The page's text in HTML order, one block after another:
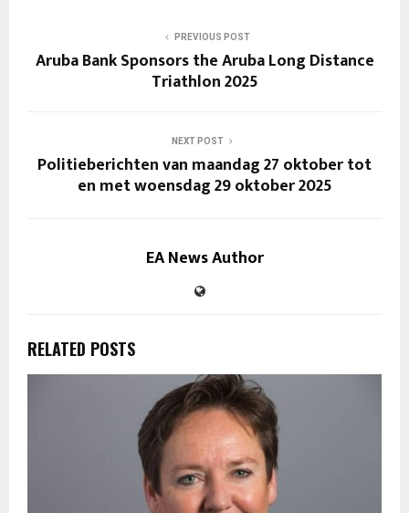
PREVIOUS POST
Aruba Bank Sponsors the Aruba Long Distance
Triathlon 2025
NEXT POST
Politieberichten van maandag 27 oktober tot
en met woensdag 29 oktober 2025
EA News Author
RELATED POSTS